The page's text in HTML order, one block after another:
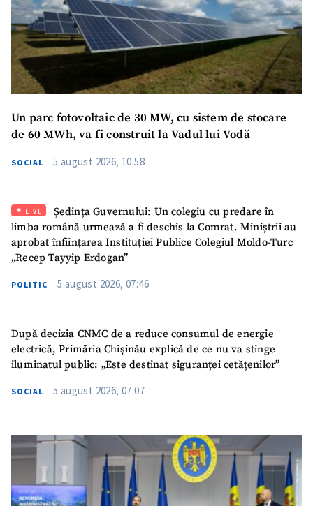
SUSȚINE
Un parc fotovoltaic de 30 MW, cu sistem de stocare
de 60 MWh, va fi construit la Vadul lui Vodă
SOCIAL 5 august 2026, 10:58
LIVE
Ședința Guvernului: Un colegiu cu predare în
limba română urmează a fi deschis la Comrat. Miniștrii au
aprobat înființarea Instituției Publice Colegiul Moldo-Turc
„Recep Tayyip Erdogan”
POLITIC 5 august 2026, 07:46
După decizia CNMC de a reduce consumul de energie
electrică, Primăria Chișinău explică de ce nu va stinge
iluminatul public: „Este destinat siguranței cetățenilor”
SOCIAL 5 august 2026, 07:07